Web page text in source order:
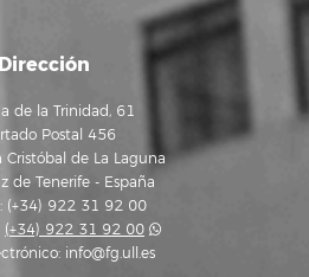
Dirección
de la Trinidad, 61
Postal 456
Cristóbal de La Laguna
de Tenerife - España
(+34) 922 31 92 00
(+34) 922 31 92 00
info@fg.ull.es